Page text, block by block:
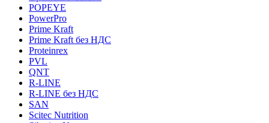
POPEYE
PowerPro
Prime Kraft
Prime Kraft без НДС
Proteinrex
PVL
QNT
R-LINE
R-LINE без НДС
SAN
Scitec Nutrition